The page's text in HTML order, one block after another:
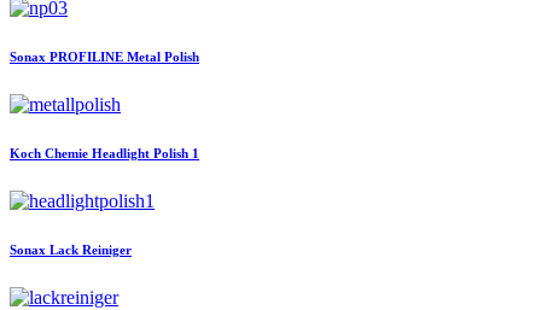
Sonax PROFILINE Metal Polish
Koch Chemie Headlight Polish 1
Sonax Lack Reiniger